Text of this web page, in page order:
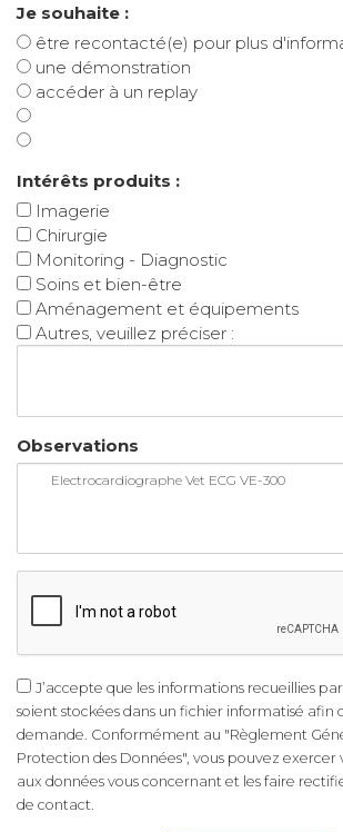
Je souhaite :
être recontacté(e) pour plus
une démonstration
accéder à un replay
Intérêts produits :
Imagerie
Chirurgie
Monitoring - Diagnostic
Soins et bien-être
Aménagement et équipements
Autres, veuillez préciser :
Observations
J’accepte que les informations recueillies
soient stockées dans un fichier informatisé afin
demande. Conformément au "Règlement
Protection des Données", vous pouvez
aux données vous concernant et les faire
de contact.